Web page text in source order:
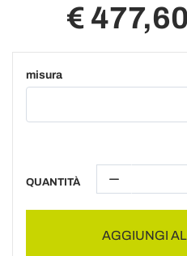
€ 477,60
misura
QUANTITÀ
AGGIUNGI